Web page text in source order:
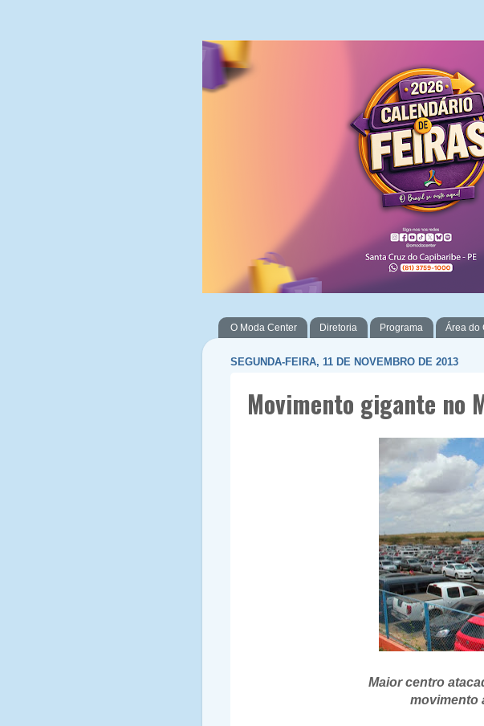
O Moda Center Diretoria Programa Área do
SEGUNDA-FEIRA, 11 DE NOVEMBRO DE 2013
Movimento gigante no
Maior centro
movimento